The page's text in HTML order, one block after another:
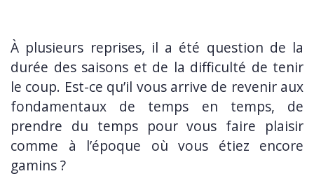
À plusieurs reprises, il a été question de la
durée des saisons et de la difficulté de tenir
le coup. Est-ce qu’il vous arrive de revenir aux
fondamentaux de temps en temps, de
prendre du temps pour vous faire plaisir
comme à l’époque où vous étiez encore
gamins ?